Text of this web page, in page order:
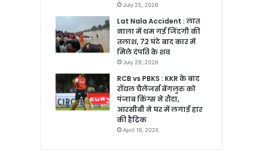
July 25, 2026
Lat Nala Accident : लात
नाला में थम गई जिंदगी की
तलाश, 72 घंटे बाद कार में
मिले दंपति के शव
July 29, 2026
RCB vs PBKS : KKR के बाद
रॉयल चैलेंजर्स बेंगलुरु को
पंजाब किंग्स ने रौंदा,
आरसीबी ने घर में लगाई हार
की हैट्रिक
April 19, 2025